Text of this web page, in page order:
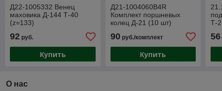
Д22-1005332 Венец
маховика Д-144 Т-40
(z=133)
92 руб.
Купить
Д21-1004060В4R
Комплект поршневых
колец Д-21 (10 шт)
90руб./комплект
Купить
Т-
56
О нас